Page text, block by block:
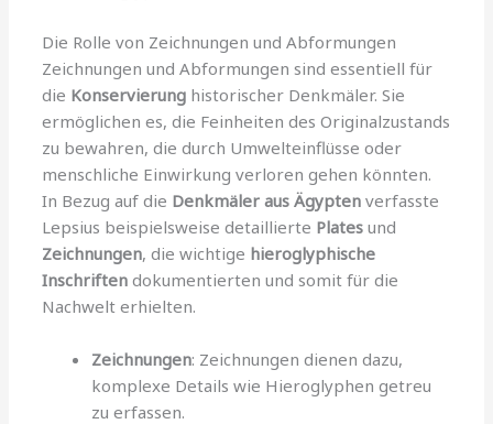
Die Rolle von Zeichnungen und Abformungen
Zeichnungen und Abformungen sind essentiell für
die Konservierung historischer Denkmäler. Sie
ermöglichen es, die Feinheiten des Originalzustands
zu bewahren, die durch Umwelteinflüsse oder
menschliche Einwirkung verloren gehen könnten.
In Bezug auf die Denkmäler aus Ägypten verfasste
Lepsius beispielsweise detaillierte Plates und
Zeichnungen, die wichtige hieroglyphische
Inschriften dokumentierten und somit für die
Nachwelt erhielten.
Zeichnungen: Zeichnungen dienen dazu,
komplexe Details wie Hieroglyphen getreu
zu erfassen.